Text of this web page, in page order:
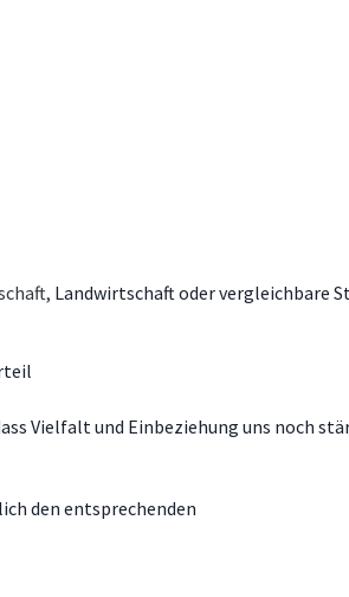
Landwirtschaft oder vergleichbare
Vielfalt und Einbeziehung uns noch
den entsprechenden